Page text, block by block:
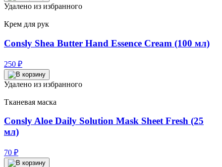
Удалено из избранного
Крем для рук
Consly Shea Butter Hand Essence Cream (100 мл)
250 ₽
Удалено из избранного
Тканевая маска
Consly Aloe Daily Solution Mask Sheet Fresh (25
мл)
70 ₽